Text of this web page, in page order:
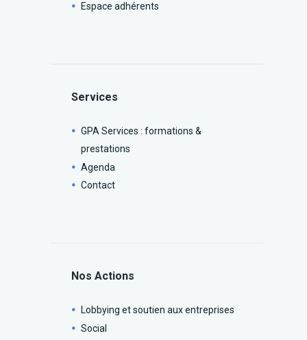
Espace adhérents
Services
GPA Services : formations &
prestations
Agenda
Contact
Nos Actions
Lobbying et soutien aux entreprises
Social